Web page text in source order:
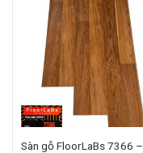
Sàn gỗ FloorLaBs 7366 –